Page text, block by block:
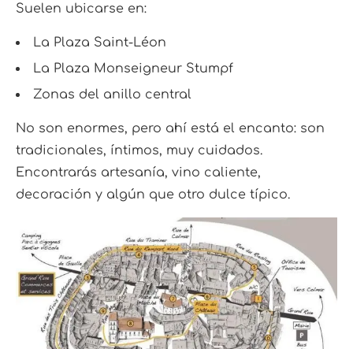
Suelen ubicarse en:
La Plaza Saint-Léon
La Plaza Monseigneur Stumpf
Zonas del anillo central
No son enormes, pero ahí está el encanto: son
tradicionales, íntimos, muy cuidados.
Encontrarás artesanía, vino caliente,
decoración y algún que otro dulce típico.